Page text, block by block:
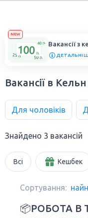
NEW
Вакансії з
Вакансії в
Для чоловіків
Знайдено 3 вакансій
Всі Кешбек
Сортування:
📦РОБОТА В